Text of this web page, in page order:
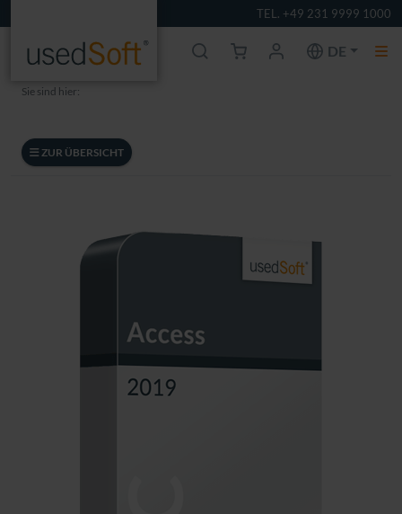
TEL. +49 231 9999 1000
DE
Sie sind hier:
ZUR ÜBERSICHT